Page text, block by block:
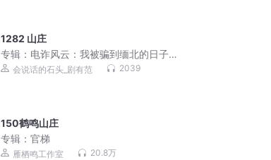
1282 山庄
专辑： 电诈风云：我被骗到缅北的日子|
血色缅北||真实缅北|会员免费
会说话的石头_剧有范 2039
150鹤鸣山庄
专辑：官梯
雁栖鸣工作室 20.8万